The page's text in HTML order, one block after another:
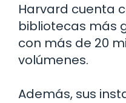
Harvard cuenta
bibliotecas más
con más de 20
volúmenes.
Además, sus